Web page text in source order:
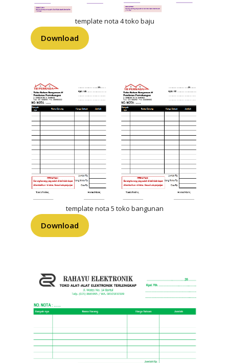
template nota 4 toko baju
Download
template nota 5 toko bangunan
Download